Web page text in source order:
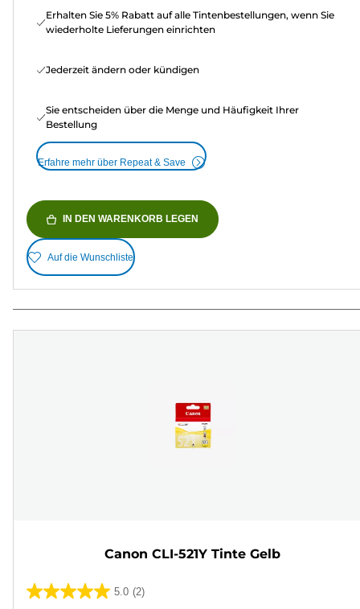
Erhalten Sie 5% Rabatt auf alle Tintenbestellungen, wenn Sie
wiederholte Lieferungen einrichten
Jederzeit ändern oder kündigen
Sie entscheiden über die Menge und Häufigkeit Ihrer
Bestellung
Erfahre mehr über Repeat & Save
IN DEN WARENKORB LEGEN
Auf die Wunschliste
Canon CLI-521Y Tinte Gelb
5.0 (2)
5.0